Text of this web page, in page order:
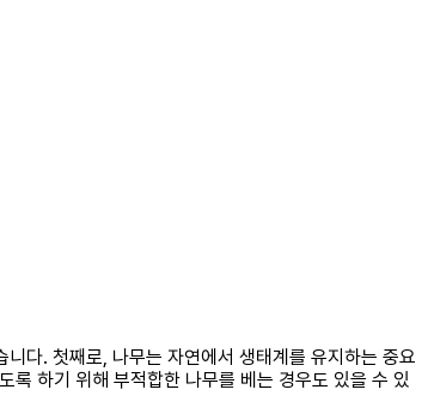
다. 첫째로, 나무는 자연에서 생태계를 유지하는 중요
록 하기 위해 부적합한 나무를 베는 경우도 있을 수 있